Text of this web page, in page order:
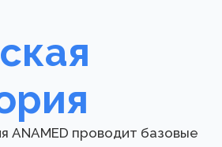
ANAMED проводит базовые